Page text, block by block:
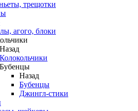
трещотки
агого, блоки
Назад
Колокольчики
Бубенцы
Назад
Бубенцы
Джингл-стики